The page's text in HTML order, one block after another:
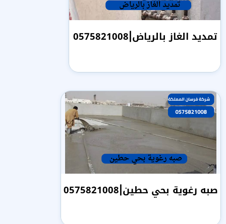
تمديد الغاز بالرياض|0575821008
صبه رغوية بحي حطين|0575821008